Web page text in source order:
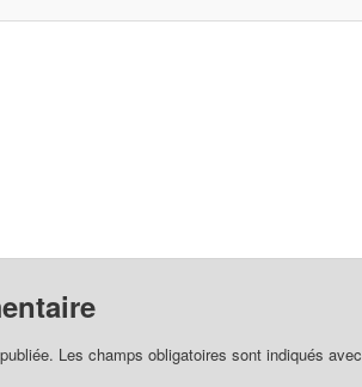
Les champs obligatoires sont indiqués avec